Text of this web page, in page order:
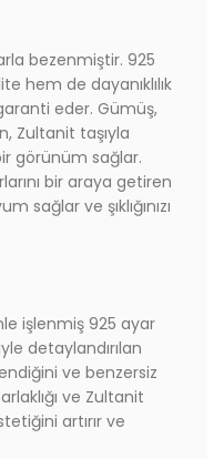
bezenmiştir. 925
hem de dayanıklılık
eder. Gümüş,
Zultanit taşıyla
görünüm sağlar.
bir araya getiren
sağlar ve şıklığınızı
işlenmiş 925 ayar
detaylandırılan
ve benzersiz
ve Zultanit
artırır ve